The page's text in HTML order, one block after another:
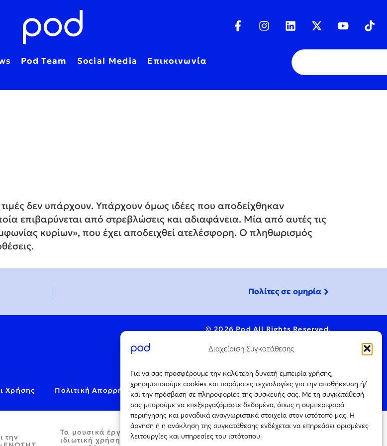
Διαχείριση Συγκατάθεσης
Για να σας προσφέρουμε την καλύτερη δυνατή εμπειρία χρήσης,
χρησιμοποιούμε cookies και παρόμοιες τεχνολογίες για την αποθήκευση ή/
και την πρόσβαση σε πληροφορίες της συσκευής σας. Με τη συγκατάθεσή
σας μπορούμε να επεξεργαζόμαστε δεδομένα, όπως η συμπεριφορά
περιήγησης και μοναδικά αναγνωριστικά στοιχεία στον ιστότοπό μας. Η
άρνηση ή η ανάκληση της συγκατάθεσης ενδέχεται να επηρεάσει ορισμένες
λειτουργίες και υπηρεσίες του ιστότοπου.
Pod Team Social Media Επικοινωνία
τιμές δεν υπάρχουν. Υπάρχουν όμως ιδέες που αποδείχθηκαν
επιβαρύνεται από στρεβλώσεις και αδιαφάνεια. Μία από αυτές τις
κυρίων», που έχει αποδειχθεί ατελέσφορη. Ο πληθωρισμός
Πολίτες σε ομηρία
© 2026 Pod All Rights Reserved.
Χρήσης Πολιτική Απορρήτου Cookie Policy
την
Τα μουσικά έργα παρέχονται μόνο για
ιδιωτική χρήση και απαγορεύεται η με